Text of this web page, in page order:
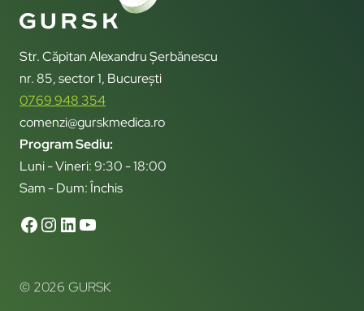
Str. Căpitan Alexandru Șerbănescu
nr. 85, sector 1, București
0769 948 354
comenzi@gurskmedica.ro
Program Sediu:
Luni - Vineri: 9:30 - 18:00
Sam - Dum: Închis
© 2026 GURSK